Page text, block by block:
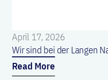
April 17, 2026
Wir sind bei der Langen
Read More